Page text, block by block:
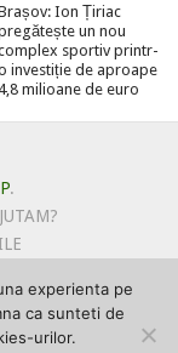
Ion Țiriac
un nou
sportiv printr-
investiție de aproape
4,8 milioane de euro
.
URI
LA ABONARE
experienta pe
ca sunteti de
urilor.